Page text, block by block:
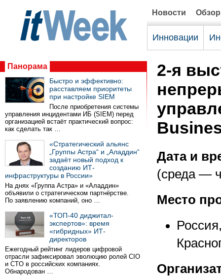
Новости
Инновации
Панорама
Быстро и эффективно:
расставляем приоритеты
при настройке SIEM
После приобретения системы
управления инцидентами ИБ (SIEM) перед
организацией встаёт практический вопрос:
как сделать так …
«Стратегический альянс
„Группы Астра“ и „Аладдин“
задаёт новый подход к
созданию ИТ-
инфраструктуры в России»
На днях «Группа Астра» и «Аладдин»
объявили о стратегическом партнёрстве.
По заявлению компаний, оно …
«ТОП-40 диджитал-
экспертов»: время
«гибридных» ИТ-
директоров
Ежегодный рейтинг лидеров цифровой
отрасли зафиксировал эволюцию ролей CIO
и CTO в российских компаниях.
Обнародован …
2-я
Дата и
(среда —
Место